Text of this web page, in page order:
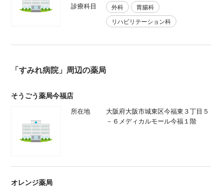
診療科目
外科
胃腸科
リハビリテーション科
「すみれ病院」周辺の薬局
そうごう薬局今福店
所在地
大阪府大阪市城東区今福東３丁目５
－６メディカルモール今福１階
オレンジ薬局